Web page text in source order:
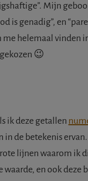
Mijn
is genadig”, en
me helemaal vinden
😉
ik deze getallen
in de betekenis
lijnen waarom ik
waarde, en ook